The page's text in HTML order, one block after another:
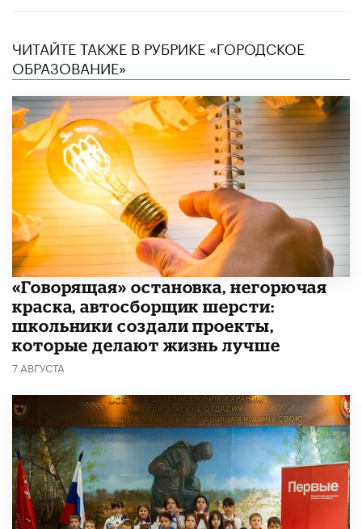
ЧИТАЙТЕ ТАКЖЕ В РУБРИКЕ «ГОРОДСКОЕ
ОБРАЗОВАНИЕ»
​«Говорящая» остановка, негорючая
краска, автосборщик шерсти:
школьники создали проекты,
которые делают жизнь лучше
7 АВГУСТА